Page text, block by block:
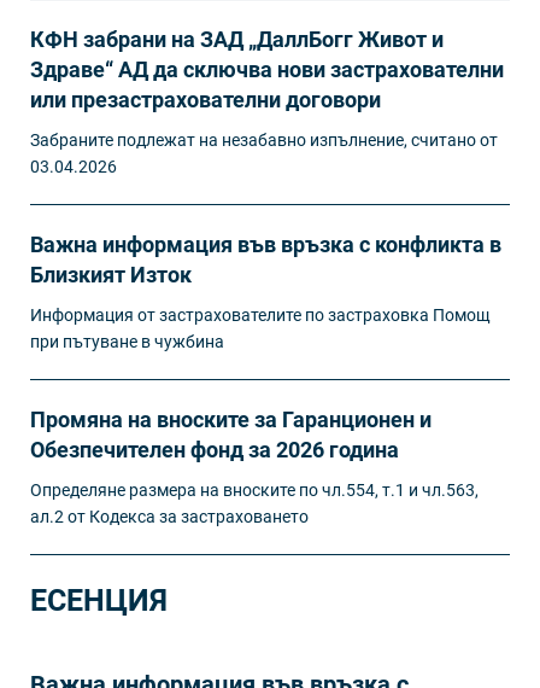
КФН забрани на ЗАД „ДаллБогг Живот и
Здраве“ АД да сключва нови застрахователни
или презастрахователни договори
Забраните подлежат на незабавно изпълнение, считано от
03.04.2026
Важна информация във връзка с конфликта в
Близкият Изток
Информация от застрахователите по застраховка Помощ
при пътуване в чужбина
Промяна на вноските за Гаранционен и
Обезпечителен фонд за 2026 година
Определяне размера на вноските по чл.554, т.1 и чл.563,
ал.2 от Кодекса за застраховането
ЕСЕНЦИЯ